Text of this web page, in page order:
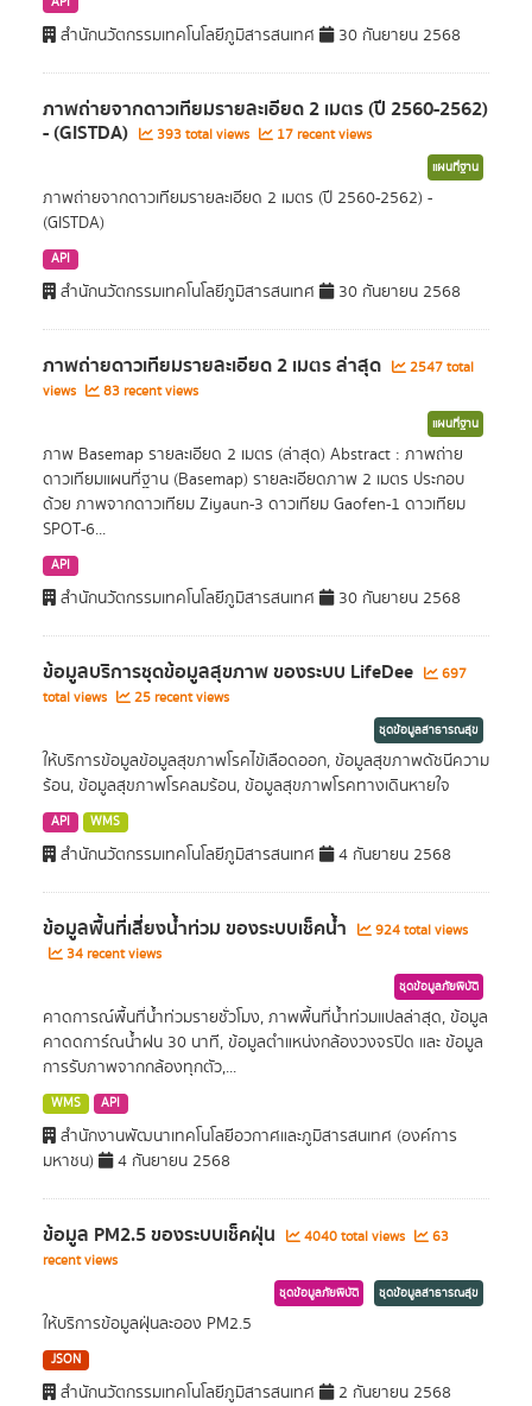
สำนักนวัตกรรมเทคโนโลยีภูมิสารสนเทศ 30 กันยายน 2568
ภาพถ่ายจากดาวเทียมรายละเอียด 2 เมตร (ปี 2560-2562)
- (GISTDA) 393 total views 17 recent views
แผนที่ฐาน
ภาพถ่ายจากดาวเทียมรายละเอียด 2 เมตร (ปี 2560-2562) -
(GISTDA)
API
สำนักนวัตกรรมเทคโนโลยีภูมิสารสนเทศ 30 กันยายน 2568
ภาพถ่ายดาวเทียมรายละเอียด 2 เมตร ล่าสุด
2547 total
views
83 recent views
แผนที่ฐาน
ภาพ Basemap รายละเอียด 2 เมตร (ล่าสุด) Abstract : ภาพถ่าย
ดาวเทียมแผนที่ฐาน (Basemap) รายละเอียดภาพ 2 เมตร ประกอบ
ด้วย ภาพจากดาวเทียม Ziyaun-3 ดาวเทียม Gaofen-1 ดาวเทียม
SPOT-6...
API
สำนักนวัตกรรมเทคโนโลยีภูมิสารสนเทศ 30 กันยายน 2568
ข้อมูลบริการชุดข้อมูลสุขภาพ ของระบบ LifeDee
697
total views
25 recent views
ชุดข้อมูลสาธารณสุข
ให้บริการข้อมูลข้อมูลสุขภาพโรคไข้เลือดออก, ข้อมูลสุขภาพดัชนีความ
ร้อน, ข้อมูลสุขภาพโรคลมร้อน, ข้อมูลสุขภาพโรคทางเดินหายใจ
API WMS
สำนักนวัตกรรมเทคโนโลยีภูมิสารสนเทศ 4 กันยายน 2568
ข้อมูลพื้นที่เสี่ยงนํ้าท่วม ของระบบเช็คนํ้า
924 total views
34 recent views
ชุดข้อมูลภัยพิบัติ
คาดการณ์พื้นที่น้ำท่วมรายชั่วโมง, ภาพพื้นที่น้ำท่วมแปลล่าสุด, ข้อมูล
คาดดการ์ณน้ำฝน 30 นาที, ข้อมูลตำแหน่งกล้องวงจรปิด และ ข้อมูล
การรับภาพจากกล้องทุกตัว,...
WMS API
สำนักงานพัฒนาเทคโนโลยีอวกาศและภูมิสารสนเทศ (องค์การ
มหาชน)
4 กันยายน 2568
ข้อมูล PM2.5 ของระบบเช็คฝุ่น 4040 total views
63
recent views
ชุดข้อมูลภัยพิบัติ ชุดข้อมูลสาธารณสุข
ให้บริการข้อมูลฝุ่นละออง PM2.5
JSON
สำนักนวัตกรรมเทคโนโลยีภูมิสารสนเทศ 2 กันยายน 2568